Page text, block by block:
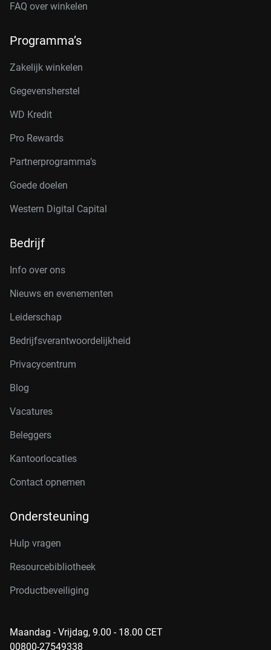
FAQ over winkelen
Programma’s
Zakelijk winkelen
Gegevensherstel
WD Kredit
Pro Rewards
Partnerprogramma’s
Goede doelen
Western Digital Capital
Bedrijf
Info over ons
Nieuws en evenementen
Leiderschap
Bedrijfsverantwoordelijkheid
Privacycentrum
Blog
Vacatures
Beleggers
Kantoorlocaties
Contact opnemen
Ondersteuning
Hulp vragen
Resourcebibliotheek
Productbeveiliging
Maandag - Vrijdag, 9.00 - 18.00 CET
00800-27549338